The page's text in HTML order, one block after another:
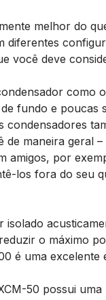
melhor do
diferentes
você deve
como
fundo e poucas
condensadores
maneira geral
por
los fora do seu
o máximo
é uma excelente
50 possui